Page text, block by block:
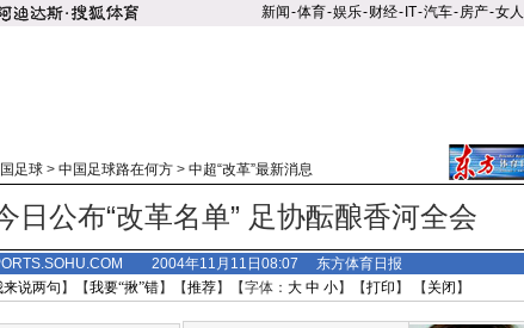
新闻-体育-娱乐-财经- IT-汽车-房产-女人
足球> 中国足球路在何方> 中超“改革”最新消息
日公布“改革名单” 足协酝酿香河全会
2004年11月11日08:07 东方体育日报
来说两句 】【我要“揪”错】【推荐】【字体： 大 中 小】【打印 】 【 关闭 】